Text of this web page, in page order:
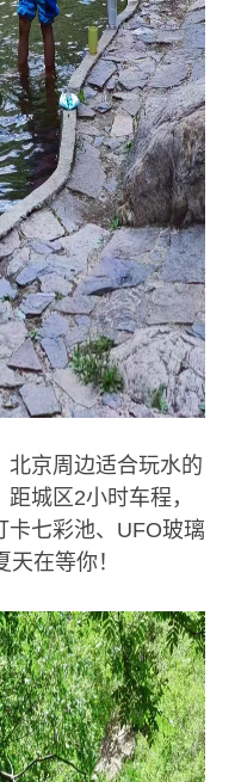
北京周边适合玩水的
城区2小时车程，
卡七彩池、UFO玻璃
在等你！